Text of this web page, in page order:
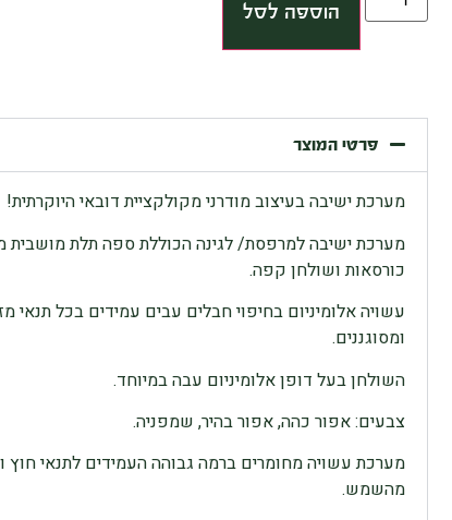
הוספה לסל
פרטי המוצר
מערכת ישיבה בעיצוב מודרני מקולקציית דובאי היוקרתית!
כורסאות ושולחן קפה.
עשויה אלומיניום בחיפוי חבלים עבים עמידים בכל תנאי
ומסוגננים.
השולחן בעל דופן אלומיניום עבה במיוחד.
צבעים: אפור כהה, אפור בהיר, שמפניה.
מהשמש.